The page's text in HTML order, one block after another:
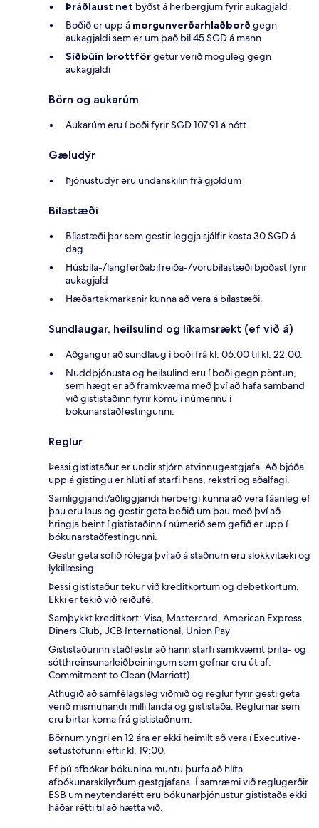
Þráðlaust net býðst á herbergjum fyrir aukagjald
Boðið er upp á morgunverðarhlaðborð gegn
aukagjaldi sem er um það bil 45 SGD á mann
Síðbúin brottförgetur verið möguleg gegn
aukagjaldi
Börn og aukarúm
Aukarúm eru í boði fyrir SGD 107.91 á nótt
Gæludýr
Þjónustudýr eru undanskilin frá gjöldum
Bílastæði
Bílastæði þar sem gestir leggja sjálfir kosta 30 SGD á
dag
Húsbíla-/langferðabifreiða-/vörubílastæði bjóðast fyrir
aukagjald
Hæðartakmarkanir kunna að vera á bílastæði.
Sundlaugar, heilsulind og líkamsrækt (ef við á)
Aðgangur að sundlaug í boði frá kl. 06:00 til kl. 22:00.
Nuddþjónusta og heilsulind eru í boði gegn pöntun,
sem hægt er að framkvæma með því að hafa samband
við gististaðinn fyrir komu í númerinu í
bókunarstaðfestingunni.
Reglur
Þessi gististaður er undir stjórn atvinnugestgjafa. Að bjóða
upp á gistingu er hluti af starfi hans, rekstri og aðalfagi.
Samliggjandi/aðliggjandi herbergi kunna að vera fáanleg ef
þau eru laus og gestir geta beðið um þau með því að
hringja beint í gististaðinn í númerið sem gefið er upp í
bókunarstaðfestingunni.
Gestir geta sofið rólega því að á staðnum eru slökkvitæki og
lykillæsing.
Þessi gististaður tekur við kreditkortum og debetkortum.
Ekki er tekið við reiðufé.
Samþykkt kreditkort: Visa, Mastercard, American Express,
Diners Club, JCB International, Union Pay
Gististaðurinn staðfestir að hann starfi samkvæmt þrifa- og
sótthreinsunarleiðbeiningum sem gefnar eru út af:
Commitment to Clean (Marriott).
Athugið að samfélagsleg viðmið og reglur fyrir gesti geta
verið mismunandi milli landa og gististaða. Reglurnar sem
eru birtar koma frá gististaðnum.
Börnum yngri en 12 ára er ekki heimilt að vera í Executive-
setustofunni eftir kl. 19:00.
Ef þú afbókar bókunina muntu þurfa að hlíta
afbókunarskilyrðum gestgjafans. Í samræmi við reglugerðir
ESB um neytendarétt eru bókunarþjónustur gististaða ekki
háðar rétti til að hætta við.